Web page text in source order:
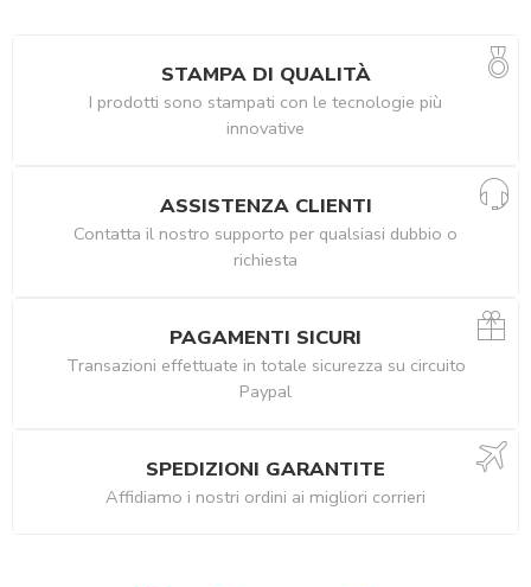
STAMPA DI QUALITÀ
I prodotti sono stampati con le tecnologie più
innovative
ASSISTENZA CLIENTI
Contatta il nostro supporto per qualsiasi dubbio o
richiesta
PAGAMENTI SICURI
Transazioni effettuate in totale sicurezza su circuito
Paypal
SPEDIZIONI GARANTITE
Affidiamo i nostri ordini ai migliori corrieri